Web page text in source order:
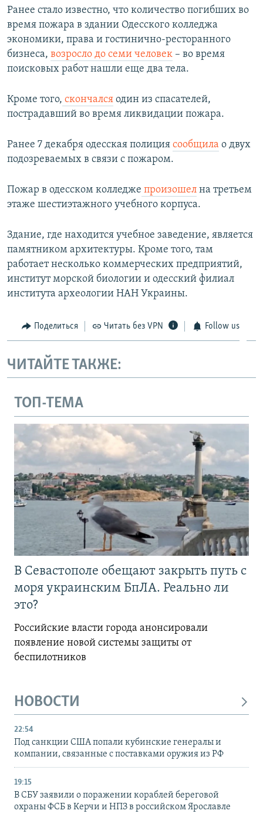
Ранее стало известно, что количество погибших во
время пожара в здании Одесского колледжа
экономики, права и гостинично-ресторанного
бизнеса, возросло до семи человек – во время
поисковых работ нашли еще два тела.
Кроме того, скончался один из спасателей,
пострадавший во время ликвидации пожара.
Ранее 7 декабря одесская полиция сообщила о двух
подозреваемых в связи с пожаром.
Пожар в одесском колледже произошел на третьем
этаже шестиэтажного учебного корпуса.
Здание, где находится учебное заведение, является
памятником архитектуры. Кроме того, там
работает несколько коммерческих предприятий,
институт морской биологии и одесский филиал
института археологии НАН Украины.
Поделиться Читать без VPN Follow us
ЧИТАЙТЕ ТАКЖЕ:
ТОП-ТЕМА
В Севастополе обещают закрыть путь с
моря украинским БпЛА. Реально ли
это?
Российские власти города анонсировали
появление новой системы защиты от
беспилотников
НОВОСТИ
22:54
Под санкции США попали кубинские генералы и
компании, связанные с поставками оружия из РФ
19:15
В СБУ заявили о поражении кораблей береговой
охраны ФСБ в Керчи и НПЗ в российском Ярославле